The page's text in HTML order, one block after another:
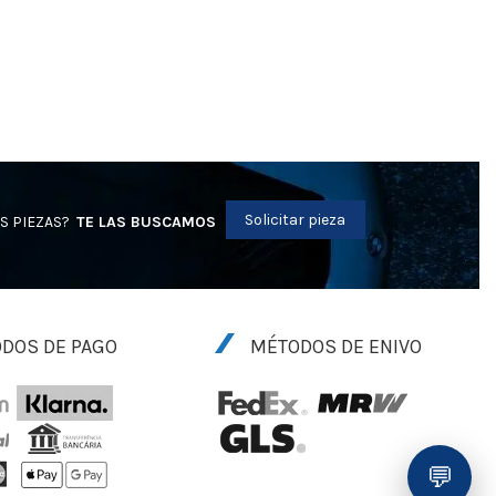
PIEZAS? TE LAS BUSCAMOS Solicitar pieza
DE PAGO MÉTODOS DE ENIVO
💬